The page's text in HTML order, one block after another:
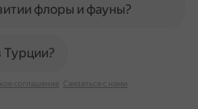
флоры и фауны?
Турции?
соглашение Связаться с нами